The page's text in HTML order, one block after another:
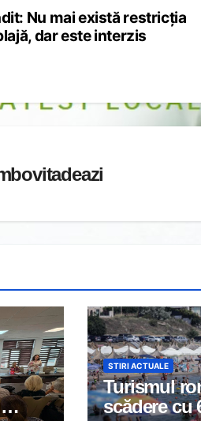
Nu mai există restricția
dar este interzis
STIRI ACTUALE
Turismul
scădere cu